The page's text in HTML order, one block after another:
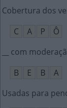
Cobertura dos
C
A P
Ô
__ com
B
E B
A
Usadas para